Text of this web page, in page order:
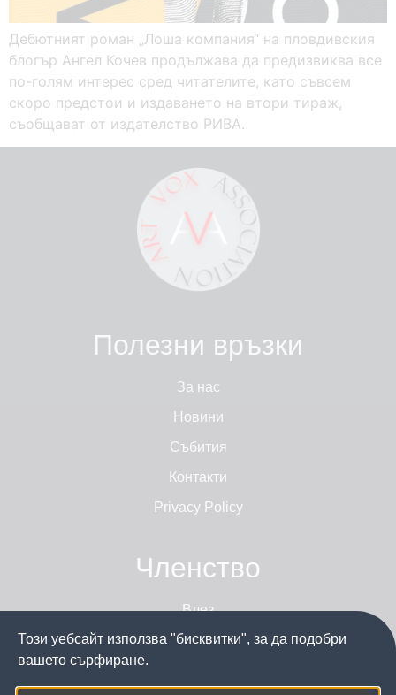
Дебютният роман „Лоша компания“ на пловдивския
блогър Ангел Кочев продължава да предизвиква все
по-голям интерес сред читателите, като съвсем
скоро предстои и издаването на втори тираж,
съобщават от издателство РИВА.
Полезни връзки
За нас
Новини
Събития
Контакти
Privacy Policy
Членство
Влез
Стани член
Този уебсайт използва "бисквитки", за да подобри
вашето сърфиране.